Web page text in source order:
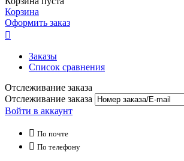
Корзина
Оформить заказ

Заказы
Список сравнения
Отслеживание заказа
Отслеживание заказа
Войти в аккаунт
 По почте
 По телефону